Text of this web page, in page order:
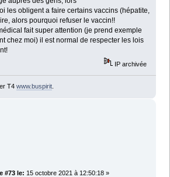
les obligent a faire certains vaccins (hépatite,
alors pourquoi refuser le vaccin!!
fait super attention (je prend exemple
chez moi) il est normal de respecter les lois
IP archivée
T4 www.buspirit.
#73 le: 15 octobre 2021 à 12:50:18 »